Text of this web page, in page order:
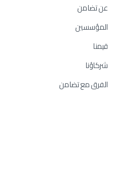
عن تضامن
المؤسسين
قيمنا
شركاؤنا
الفرق مع تضامن